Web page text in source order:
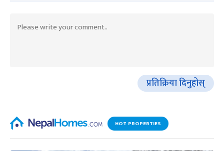
प्रतिक्रिया दिनुहोस्
HOT PROPERTIES